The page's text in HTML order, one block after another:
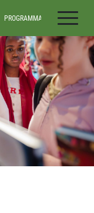
PROGRAMMA’S
ALLE
PROGRAMMA’S
ONDERBOUW
(VO)
BOVENBOUW
(VO)